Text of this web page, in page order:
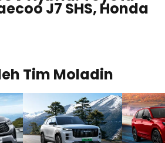
J7 SHS, Honda
Tim Moladin